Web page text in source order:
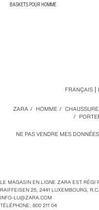
BASKETS POUR HOMME
NE PAS VENDRE MES
ZARA / HOMME /
/
FRANÇAIS
LE MAGASIN EN LIGNE ZARA EST RÉGI
RAIFFEISEN 25, 2441 LUXEMBOURG,
INFO-LU@ZARA.COM
TÉLÉPHONE: 800 211 04